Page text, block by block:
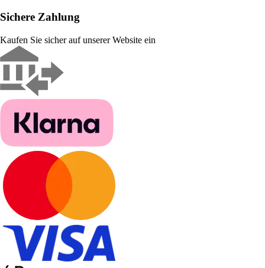
Sichere Zahlung
Kaufen Sie sicher auf unserer Website ein